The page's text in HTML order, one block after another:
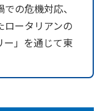
の危機対応、
ロータリアンの
ー」を通じて東